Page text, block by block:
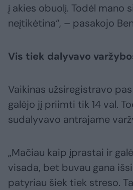
į akies obuolį. Todėl mano
neįtikėtina“, – pasakojo
Vis tiek dalyvavo
Vaikinas užsiregistravo
galėjo jį priimti tik 14 val.
sudalyvavo antrajame
„Mačiau kaip įprastai ir
visada, bet buvau gana
patyriau šiek tiek streso.